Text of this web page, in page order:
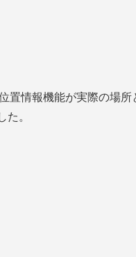
置情報機能が実際の場
た。